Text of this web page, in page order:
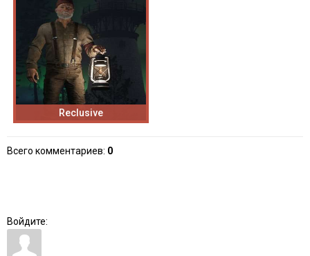
Reclusive
Всего комментариев: 0
Войдите: